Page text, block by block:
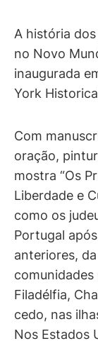
A história
no Novo
inaugurada
York
Com
oração,
mostra “Os
Liberdade e
como os
Portugal
anteriores,
Filadélfia,
cedo, nas
Nos Estados